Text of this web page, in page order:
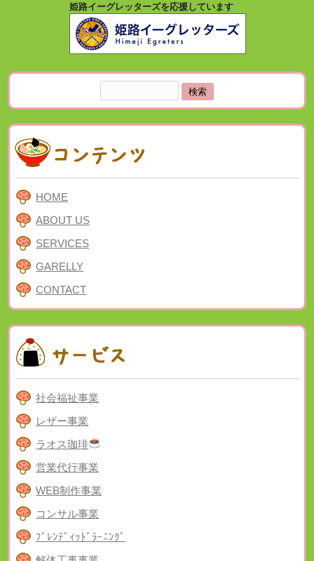
姫路イーグレッターズを応援しています
索:
HOME
ABOUT US
SERVICES
GARELLY
CONTACT
社会福祉事業
レザー事業
ラオス珈琲
営業代行事業
WEB制作事業
コンサル事業
ﾌﾞﾚﾝﾃﾞｨｯﾄﾞﾗｰﾆﾝｸﾞ